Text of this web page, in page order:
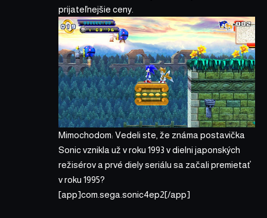
prijateľnejšie ceny.
Mimochodom: Vedeli ste, že známa postavička
Sonic vznikla už v roku 1993 v dielni japonských
režisérov a prvé diely seriálu sa začali premietať
v roku 1995?
[app]com.sega.sonic4ep2[/app]